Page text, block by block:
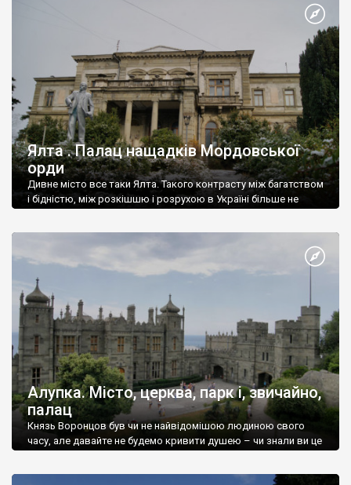
Ялта . Палац нащадків Мордовської
орди
Дивне місто все таки Ялта. Такого контрасту між багатством
і бідністю, між розкішшю і розрухою в Україні більше не
Алупка. Місто, церква, парк і, звичайно,
палац
Князь Воронцов був чи не найвідомішою людиною свого
часу, але давайте не будемо кривити душею – чи знали ви це